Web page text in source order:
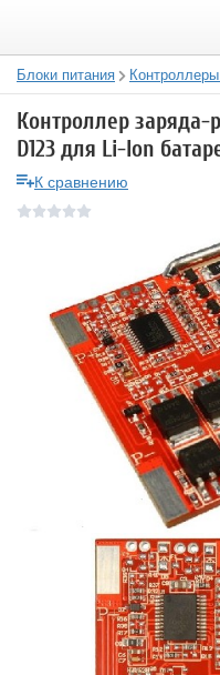
Блоки питания
Контроллер заряда-
D123 для Li-Ion
К сравнению